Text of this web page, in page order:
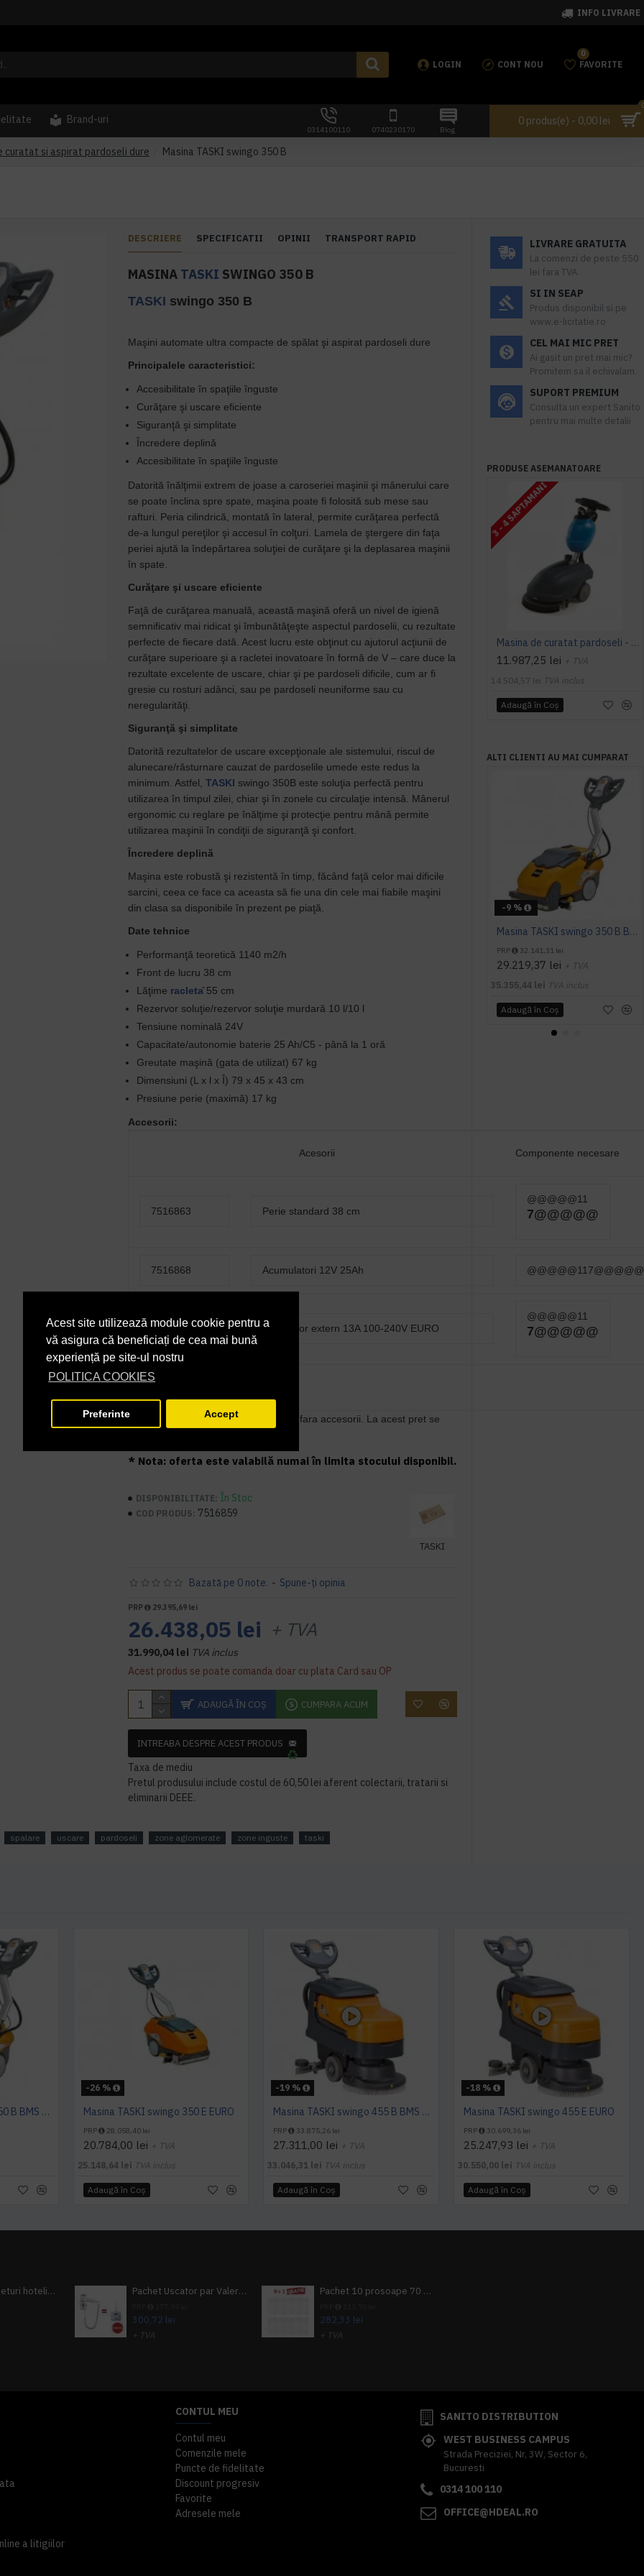
Acest site utilizează module cookie pentru a
vă asigura că beneficiați de cea mai bună
experiență pe site-ul nostru
POLITICA COOKIES
Preferinte Accept
INFO LIVRARE
LOGIN CONT NOU FAVORITE
0
Brand-uri
0314100110 0740230170 Blog
0 produs(e) - 0,00 lei
curatat si aspirat pardoseli dure Masina TASKI swingo 350 B
DESCRIERE SPECIFICATII OPINII TRANSPORT RAPID
MASINA TASKI SWINGO 350 B
TASKI swingo 350 B
Maşini automate ultra compacte de spălat şi aspirat pardoseli dure
Principalele caracteristici:
Accesibilitate în spaţiile înguste
Curăţare şi uscare eficiente
Siguranţă şi simplitate
Încredere deplină
Accesibilitate în spaţiile înguste
Datorită înălţimii extrem de joase a caroseriei maşinii şi mânerului care
se poate înclina spre spate, maşina poate fi folosită sub mese sau
rafturi. Peria cilindrică, montată în lateral, permite curăţarea perfectă
de-a lungul pereţilor şi accesul în colţuri. Lamela de ştergere din faţa
periei ajută la îndepărtarea soluţiei de curăţare şi la deplasarea maşinii
în spate.
Curăţare şi uscare eficiente
Faţă de curăţarea manuală, această maşină oferă un nivel de igienă
semnificativ mai ridicat şi îmbunătăţeşte aspectul pardoselii, cu rezultate
perfecte de fiecare dată. Acest lucru este obţinut cu ajutorul acţiunii de
curăţare superioare şi a racletei inovatoare în formă de V – care duce la
rezultate excelente de uscare, chiar şi pe pardoseli dificile, cum ar fi
gresie cu rosturi adânci, sau pe pardoseli neuniforme sau cu
neregularităţi.
Siguranţă şi simplitate
Datorită rezultatelor de uscare excepţionale ale sistemului, riscul de
alunecare/răsturnare cauzat de pardoselile umede este redus la
minimum. Astfel,TASKI swingo 350B este soluţia perfectă pentru
utilizarea în timpul zilei, chiar şi în zonele cu circulaţie intensă. Mânerul
ergonomic cu reglare pe înălţime şi protecţie pentru mână permite
utilizarea maşinii în condiţii de siguranţă şi confort.
Încredere deplină
Maşina este robustă şi rezistentă în timp, făcând faţă celor mai dificile
sarcini, ceea ce face ca aceasta să fie una din cele mai fiabile maşini
din clasa sa disponibile în prezent pe piaţă.
Date tehnice
Performanţă teoretică 1140 m2/h
Front de lucru 38 cm
Lăţime racletă 55 cm
Rezervor soluţie/rezervor soluţie murdară 10 l/10 l
Tensiune nominală 24V
Capacitate/autonomie baterie 25 Ah/C5 - până la 1 oră
Greutate maşină (gata de utilizat) 67 kg
Dimensiuni (L x l x Î) 79 x 45 x 43 cm
Presiune perie (maximă) 17 kg
Accesorii:
Acesorii Componente necesare
7516863 Perie standard 38 cm
@@@@@11
7@@@@@
7516868 Acumulatori 12V 25Ah @@@@@117@@@@@
7523903 Încărcător extern 13A 100-240V EURO
@@@@@11
7@@@@@
NOTA: Pretul initial al produsului este fara accesorii. La acest pret se
* Nota: oferta este valabilă numai în limita stocului disponibil.
DISPONIBILITATE: În Stoc
COD PRODUS: 7516859
TASKI
Bazată pe 0 note. - Spune-ţi opinia
PRP 29.395,69 lei
26.438,05 lei + TVA
31.990,04 lei TVA inclus
Acest produs se poate comanda doar cu plata Card sau OP
ADAUGĂ ÎN COŞ CUMPARA ACUM
INTREABA DESPRE ACEST PRODUS
Taxa de mediu
Pretul produsului include costul de 60,50 lei aferent colectarii, tratarii si
eliminarii DEEE.
spalare uscare pardoseli zone aglomerate zone inguste taski
LIVRARE GRATUITA
La comenzi de peste 550
lei fara TVA.
SI IN SEAP
Produs disponibil si pe
www.e-licitatie.ro
CEL MAI MIC PRET
Ai gasit un pret mai mic?
Promitem sa il echivalam.
SUPORT PREMIUM
Consulta un expert Sanito
pentru mai multe detalii
PRODUSE ASEMANATOARE
3 - 4 SAPTAMANI
Masina de curatat pardoseli - Labomat 35 B
11.987,25 lei + TVA
14.504,57 lei TVA inclus
Adaugă în Coş
ALTI CLIENTI AU MAI CUMPARAT
-9 %
Masina TASKI swingo 350 B BMS EURO
PRP 32.141,31 lei
29.219,37 lei + TVA
35.355,44 lei TVA inclus
Adaugă în Coş
Masina TASKI swingo 350 B BMS EURO
-26 %
Masina TASKI swingo 350 E EURO
PRP 28.058,40 lei
20.784,00 lei + TVA
25.148,64 lei TVA inclus
Adaugă în Coş
-19 %
Masina TASKI swingo 455 B BMS EURO, 900 W
PRP 33.875,26 lei
27.311,00 lei + TVA
33.046,31 lei TVA inclus
Adaugă în Coş
-18 %
Masina TASKI swingo 455 E EURO
PRP 30.699,36 lei
25.247,93 lei + TVA
30.550,00 lei TVA inclus
Adaugă în Coş
Pachet 100 seturi hoteliere, set dentar, set barbierit, casca de dus, pila unghii, set cusut Pachet Uscator par Valera Action Super Plus + GRATUIT Sampon si gel de dus Tork
300,72 lei
+ TVA
Pachet 10 prosoape 70 x 140cm 9 + 1 gratuit
282,33 lei
+ TVA
a litigiilor
CONTUL MEU
Contul meu
Comenzile mele
Puncte de fidelitate
Discount progresiv
Favorite
Adresele mele
SANITO DISTRIBUTION
WEST BUSINESS CAMPUS
Strada Preciziei, Nr, 3W, Sector 6,
Bucuresti
0314 100 110
OFFICE@HDEAL.RO